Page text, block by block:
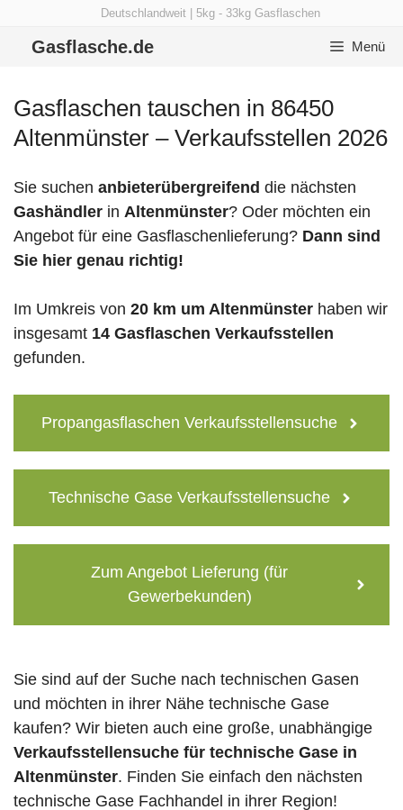
Deutschlandweit | 5kg - 33kg Gasflaschen
Gasflasche.de Menü
Gasflaschen tauschen in 86450
Altenmünster – Verkaufsstellen 2026
Sie suchen anbieterübergreifend die nächsten
Gashändler in Altenmünster? Oder möchten ein
Angebot für eine Gasflaschenlieferung? Dann sind
Sie hier genau richtig!
Im Umkreis von 20 km um Altenmünster haben wir
insgesamt 14 Gasflaschen Verkaufsstellen
gefunden.
Propangasflaschen Verkaufsstellensuche
Technische Gase Verkaufsstellensuche
Zum Angebot Lieferung (für
Gewerbekunden)
Sie sind auf der Suche nach technischen Gasen
und möchten in ihrer Nähe technische Gase
kaufen? Wir bieten auch eine große, unabhängige
Verkaufsstellensuche für technische Gase in
Altenmünster. Finden Sie einfach den nächsten
technische Gase Fachhandel in ihrer Region!